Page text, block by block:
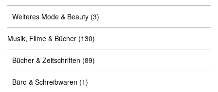
Weiteres Mode & Beauty (3)
Musik, Filme & Bücher (130)
Bücher & Zeitschriften (89)
Büro & Schreibwaren (1)